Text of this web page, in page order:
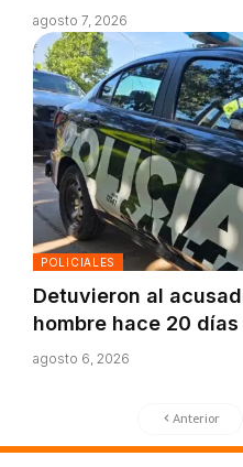
agosto 7, 2026
POLICIALES
Detuvieron al
hombre hace 20 días
agosto 6, 2026
Anterior